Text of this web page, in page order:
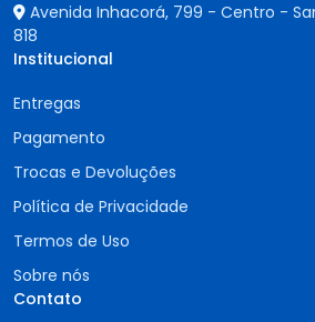
Avenida Inhacorá, 799 - Centro -
818
Institucional
Entregas
Pagamento
Trocas e Devoluções
Política de Privacidade
Termos de Uso
Sobre nós
Contato